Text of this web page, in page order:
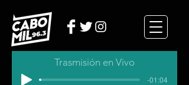
Trasmisión en Vivo
-01:04